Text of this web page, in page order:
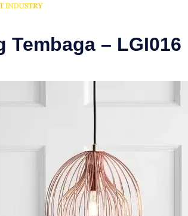
Tembaga – LGI016